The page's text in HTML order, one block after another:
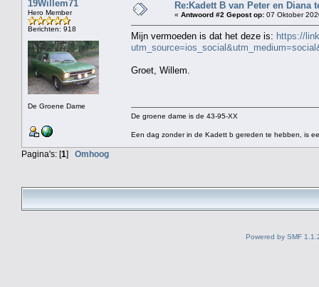
19Willem71
Hero Member
Berichten: 918
De Groene Dame
Re:Kadett B van Peter en Diana
« Antwoord #2 Gepost op: 07 Oktober
Mijn vermoeden is dat het deze is: https://
Groet, Willem.
De groene dame is de 43-95-XX
Een dag zonder in de Kadett b gereden te hebben, is
Pagina's: [1] Omhoog
Powered by SMF